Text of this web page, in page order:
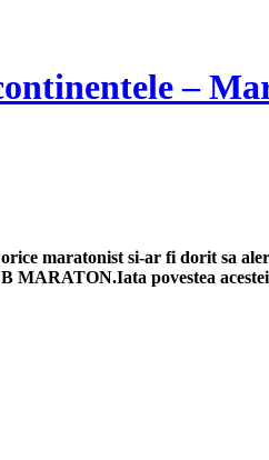
–
maratonist si-ar fi dorit sa
MARATON.Iata povestea